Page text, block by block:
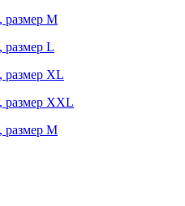
размер M
размер L
размер XL
размер XXL
размер M